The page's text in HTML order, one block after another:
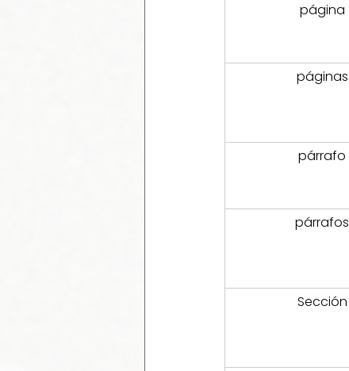
página
páginas
párrafo
párrafos
Sección